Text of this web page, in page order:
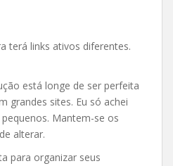
terá links ativos diferentes.
está longe de ser perfeita
grandes sites. Eu só achei
Mantem-se os
alterar.
para organizar seus